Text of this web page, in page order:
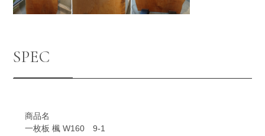
SPEC
商品名
一枚板 楓 W160 9-1